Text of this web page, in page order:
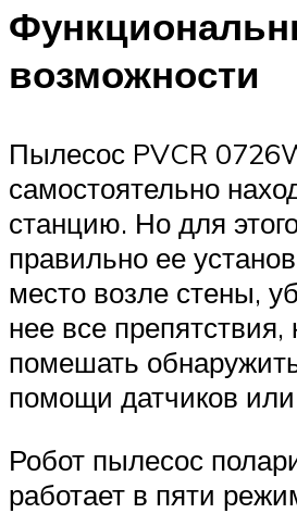
возможности
Пылесос PVCR
самостоятельно
станцию. Но для
правильно ее
место возле стены,
нее все препятствия,
помешать
помощи датчиков
Робот пылесос
работает в пяти